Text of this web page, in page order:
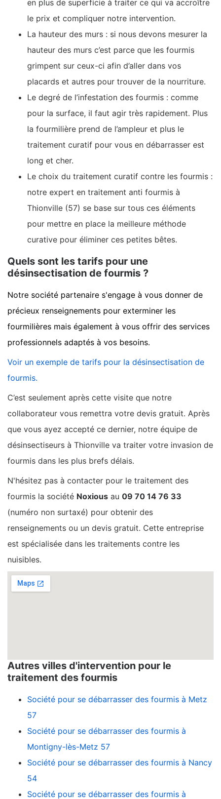
en plus de superficie à traiter ce qui va accroître
le prix et compliquer notre intervention.
La hauteur des murs : si nous devons mesurer la
hauteur des murs c’est parce que les fourmis
grimpent sur ceux-ci afin d’aller dans vos
placards et autres pour trouver de la nourriture.
Le degré de l’infestation des fourmis : comme
pour la surface, il faut agir très rapidement. Plus
la fourmilière prend de l’ampleur et plus le
traitement curatif pour vous en débarrasser est
long et cher.
Le choix du traitement curatif contre les fourmis :
notre expert en traitement anti fourmis à
Thionville (57) se base sur tous ces éléments
pour mettre en place la meilleure méthode
curative pour éliminer ces petites bêtes.
Quels sont les tarifs pour une
désinsectisation de fourmis ?
Notre société partenaire s'engage à vous donner de
précieux renseignements pour exterminer les
fourmilières mais également à vous offrir des services
professionnels adaptés à vos besoins.
Voir un exemple de tarifs pour la désinsectisation de
fourmis.
C’est seulement après cette visite que notre
collaborateur vous remettra votre devis gratuit. Après
que vous ayez accepté ce dernier, notre équipe de
désinsectiseurs à Thionville va traiter votre invasion de
fourmis dans les plus brefs délais.
N'hésitez pas à contacter pour le traitement des
fourmis la société Noxious au 09 70 14 76 33
(numéro non surtaxé) pour obtenir des
renseignements ou un devis gratuit. Cette entreprise
est spécialisée dans les traitements contre les
nuisibles.
Autres villes d'intervention pour le
traitement des fourmis
Société pour se débarrasser des fourmis à Metz
57
Société pour se débarrasser des fourmis à
Montigny-lès-Metz 57
Société pour se débarrasser des fourmis à Nancy
54
Société pour se débarrasser des fourmis à